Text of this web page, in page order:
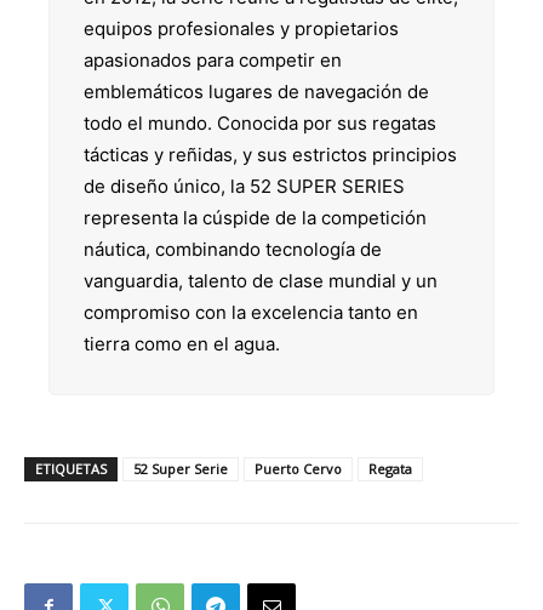
equipos profesionales y propietarios
apasionados para competir en
emblemáticos lugares de navegación de
todo el mundo. Conocida por sus regatas
tácticas y reñidas, y sus estrictos principios
de diseño único, la 52 SUPER SERIES
representa la cúspide de la competición
náutica, combinando tecnología de
vanguardia, talento de clase mundial y un
compromiso con la excelencia tanto en
tierra como en el agua.
ETIQUETAS 52 Super Serie Puerto Cervo Regata